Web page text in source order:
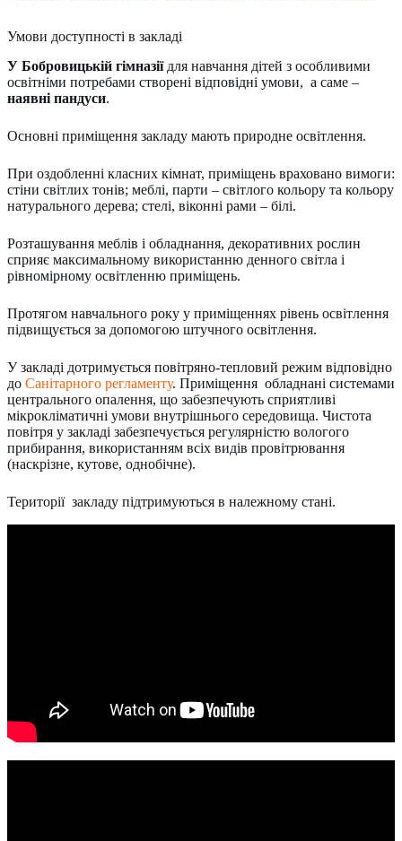
Умови доступності в закладі
У Бобровицькій гімназії для навчання дітей з особливими
освітніми потребами створені відповідні умови, а саме –
наявні пандуси.
Основні приміщення закладу мають природне освітлення.
При оздобленні класних кімнат, приміщень враховано вимоги:
стіни світлих тонів; меблі, парти – світлого кольору та кольору
натурального дерева; стелі, віконні рами – білі.
Розташування меблів і обладнання, декоративних рослин
сприяє максимальному використанню денного світла і
рівномірному освітленню приміщень.
Протягом навчального року у приміщеннях рівень освітлення
підвищується за допомогою штучного освітлення.
У закладі дотримується повітряно-тепловий режим відповідно
до Санітарного регламенту. Приміщення обладнані системами
центрального опалення, що забезпечують сприятливі
мікрокліматичні умови внутрішнього середовища. Чистота
повітря у закладі забезпечується регулярністю вологого
прибирання, використанням всіх видів провітрювання
(наскрізне, кутове, однобічне).
Території закладу підтримуються в належному стані.